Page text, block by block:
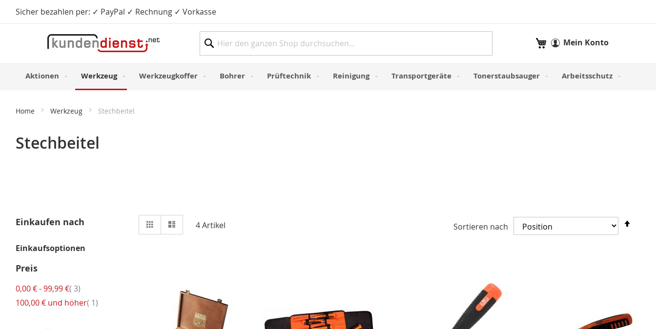
Sicher bezahlen per: ✓ PayPal ✓ Rechnung ✓ VorkasseDirekt
Mein Warenkorb
Mein Konto
Aktionen Werkzeug Werkzeugkoffer Bohrer Prüftechnik Reinigung Transportgeräte Tonerstaubsauger Arbeitsschutz
Home Werkzeug Stechbeitel
Stechbeitel
Ansicht
als
Raster 4Artikel Sortieren nach
Einkaufen nach
Einkaufsoptionen
Preis
0,00 €-99,99 € 3Artikel
100,00 € und höher 1Artikel